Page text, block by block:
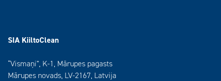
SIA KiiltoClean
“Vismaņi”, K-1, Mārupes pagasts
Mārupes novads, LV-2167, Latvija